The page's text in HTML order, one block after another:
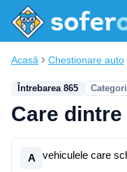
Acasă Chestionare auto
Întrebarea 865
Care
A vehiculele care